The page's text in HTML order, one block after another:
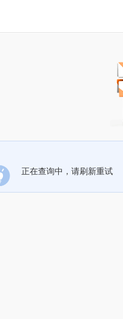
正在查询中，请刷新重试